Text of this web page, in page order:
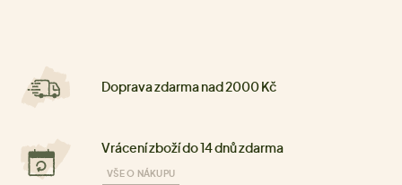
Doprava zdarma nad 2000 Kč
Vrácení zboží do 14 dnů zdarma
VŠE O NÁKUPU